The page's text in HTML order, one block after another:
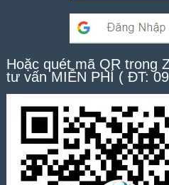
Hoặc quét mã QR trong
tư vấn MIỄN PHÍ ( ĐT: